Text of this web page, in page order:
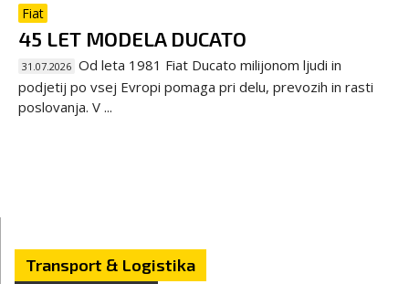
Fiat
45 LET MODELA DUCATO
31.07.2026 Od leta 1981 Fiat Ducato milijonom ljudi in
podjetij po vsej Evropi pomaga pri delu, prevozih in rasti
poslovanja. V ...
Transport & Logistika